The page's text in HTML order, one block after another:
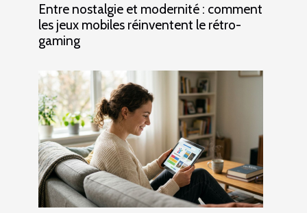
Entre nostalgie et modernité : comment
les jeux mobiles réinventent le rétro-
gaming